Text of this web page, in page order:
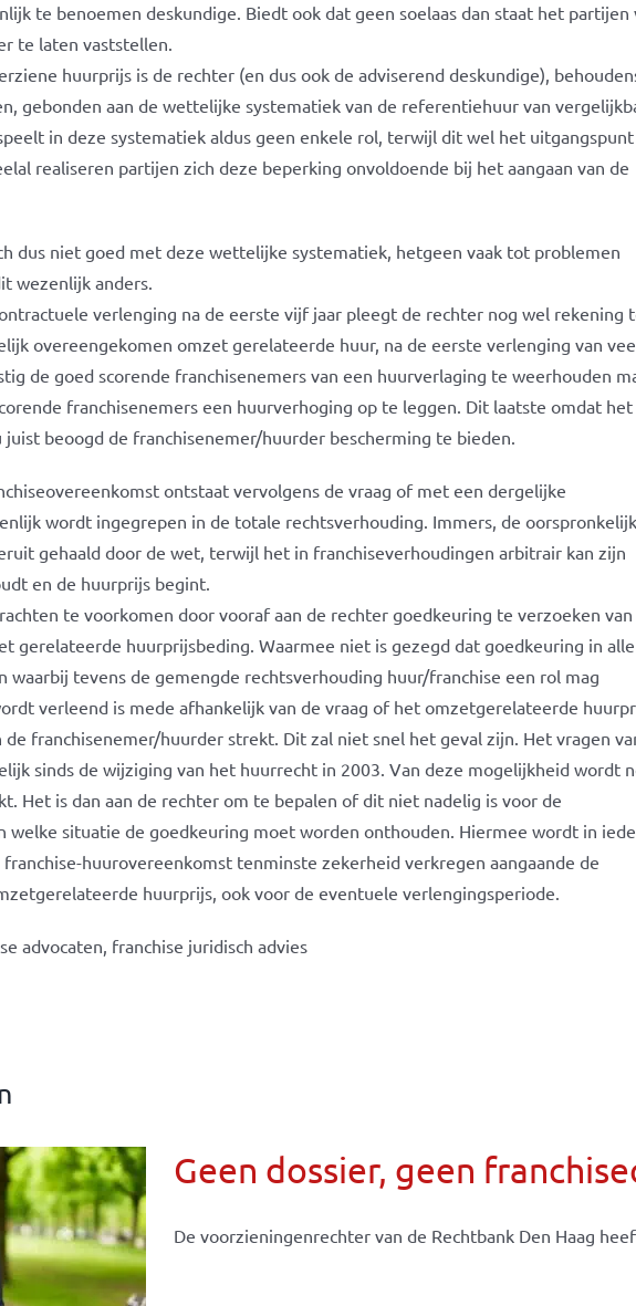
te benoemen deskundige. Biedt ook dat geen soelaas dan staat het partijen
te laten vaststellen.
huurprijs is de rechter (en dus ook de adviserend deskundige),
gebonden aan de wettelijke systematiek van de referentiehuur van
in deze systematiek aldus geen enkele rol, terwijl dit wel het uitgangspunt
realiseren partijen zich deze beperking onvoldoende bij het aangaan van de
dus niet goed met deze wettelijke systematiek, hetgeen vaak tot problemen
wezenlijk anders.
verlenging na de eerste vijf jaar pleegt de rechter nog wel rekening
overeengekomen omzet gerelateerde huur, na de eerste verlenging van
de goed scorende franchisenemers van een huurverlaging te weerhouden
franchisenemers een huurverhoging op te leggen. Dit laatste omdat het
beoogd de franchisenemer/huurder bescherming te bieden.
ontstaat vervolgens de vraag of met een dergelijke
wordt ingegrepen in de totale rechtsverhouding. Immers, de
gehaald door de wet, terwijl het in franchiseverhoudingen arbitrair kan zijn
en de huurprijs begint.
te voorkomen door vooraf aan de rechter goedkeuring te verzoeken
gerelateerde huurprijsbeding. Waarmee niet is gezegd dat goedkeuring in alle
waarbij tevens de gemengde rechtsverhouding huur/franchise een rol mag
verleend is mede afhankelijk van de vraag of het omzetgerelateerde
franchisenemer/huurder strekt. Dit zal niet snel het geval zijn. Het vragen
sinds de wijziging van het huurrecht in 2003. Van deze mogelijkheid wordt
Het is dan aan de rechter om te bepalen of dit niet nadelig is voor de
welke situatie de goedkeuring moet worden onthouden. Hiermee wordt in
franchise-huurovereenkomst tenminste zekerheid verkregen aangaande de
huurprijs, ook voor de eventuele verlengingsperiode.
advocaten, franchise juridisch advies
Geen dossier, geen
De voorzieningenrechter van de Rechtbank Den Haag